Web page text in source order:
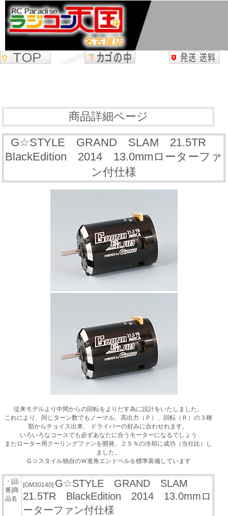
商品詳細ページ
G☆STYLE GRAND SLAM 21.5TR
BlackEdition 2014 13.0mmローターファ
ン付仕様
従来モデルより中間からの回転をよりだす為に設計をいたしました。
これにより、同じターン数でもノーマル、高出力（Ｐ）、回転（Ｒ）の３種
類からチョイス出来、 ドライバーの好みに合わせれます。
いろいろなコースでも必ずあなたに合うモーターになるでしょう
またローター用クーリングファンを開発、２５％の冷却に成功（当社比）し
ました。
Ｇ☆スタイル独自のＷ進角エンドベルを標準装備しています
・[品
番]商
品名
[GM30140] G☆STYLE GRAND SLAM
21.5TR BlackEdition 2014 13.0mmロ
ーターファン付仕様